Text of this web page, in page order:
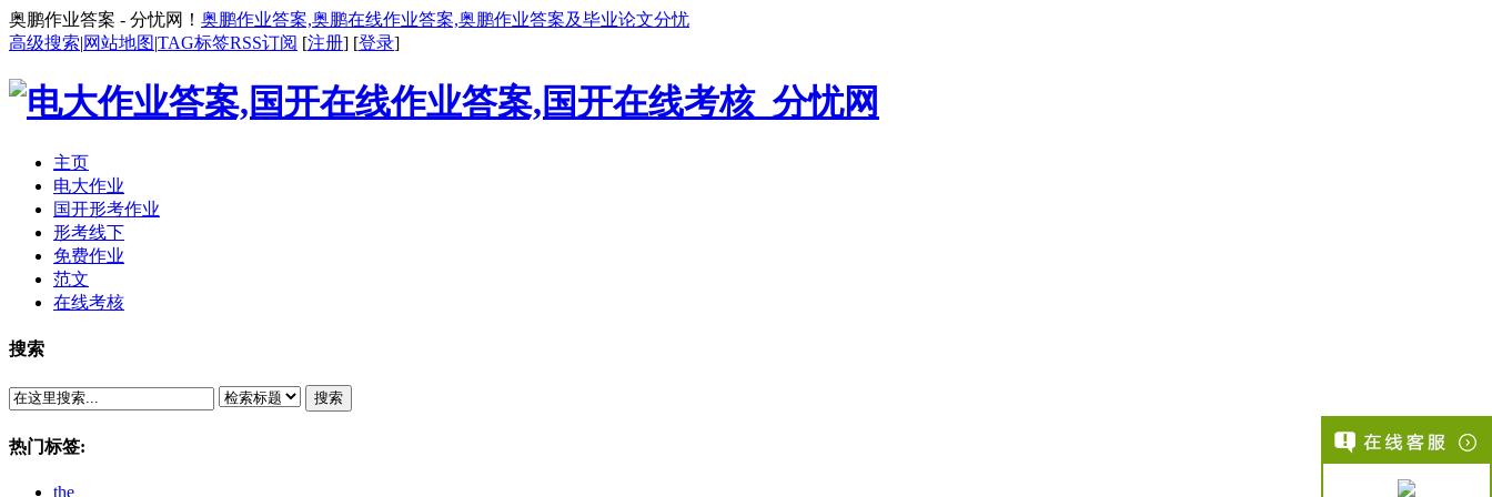
奥鹏作业答案 - 分忧网！ 奥鹏作业答案,奥鹏在线作业答案,奥鹏作业答案及毕业论文分忧
高级搜索|网站地图|TAG标签RSS订阅 [注册] [登录]
主页
电大作业
国开形考作业
形考线下
免费作业
范文
在线考核
搜索
搜索
热门标签:
the